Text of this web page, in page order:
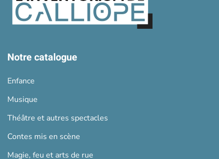
Notre catalogue
Enfance
Musique
Théâtre et autres spectacles
Contes mis en scène
Magie, feu et arts de rue